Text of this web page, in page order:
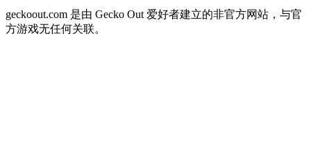
geckoout.com 是由 Gecko Out 爱好者建立的非官方网站，与官
方游戏无任何关联。